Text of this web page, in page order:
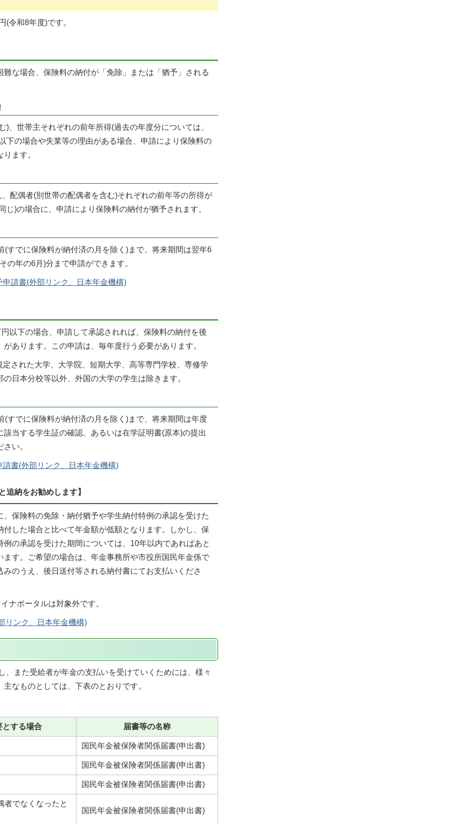
(令和8年度)です。
な場合、保険料の納付が「免除」または「猶予」される
)、世帯主それぞれの前年所得(過去の年度分については、
下の場合や失業等の理由がある場合、申請により保険料の
ます。
配偶者(別世帯の配偶者を含む)それぞれの前年等の所得が
じ)の場合に、申請により保険料の納付が猶予されます。
(すでに保険料が納付済の月を除く)まで、将来期間は翌年6
の年の6月)分まで申請ができます。
請書(外部リンク、日本年金機構)
以下の場合、申請して承認されれば、保険料の納付を後
あります。この申請は、毎年度行う必要があります。
された大学、大学院、短期大学、高等専門学校、専修学
日本分校等以外、外国の大学の学生は除きます。
(すでに保険料が納付済の月を除く)まで、将来期間は年度
当する学生証の確認、あるいは在学証明書(原本)の提出
い。
書(外部リンク、日本年金機構)
追納をお勧めします】
保険料の免除・納付猶予や学生納付特例の承認を受けた
した場合と比べて年金額が低額となります。しかし、保
の承認を受けた期間については、10年以内であればあと
ます。ご希望の場合は、年金事務所や市役所国民年金係で
のうえ、後日送付等される納付書にてお支払いくださ
ナポータルは対象外です。
リンク、日本年金機構)
、また受給者が年金の支払いを受けていくためには、様々
なものとしては、下表のとおりです。
とする場合 届書等の名称
国民年金被保険者関係届書(申出書)
国民年金被保険者関係届書(申出書)
国民年金被保険者関係届書(申出書)
者でなくなったと
国民年金被保険者関係届書(申出書)